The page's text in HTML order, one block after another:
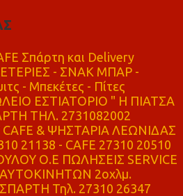
Σπάρτη και Delivery
- ΣΝΑΚ ΜΠΑΡ -
- Μπεκέτες - Πίτες
ΕΣΤΙΑΤΟΡΙΟ " Η ΠΙΑΤΣΑ
ΤΗΛ. 2731082002
& ΨΗΣΤΑΡΙΑ ΛΕΩΝΙΔΑΣ
21138 - CAFE 27310 20510
Ο.Ε ΠΩΛΗΣΕΙΣ SERVICE
2οχλμ.
Τηλ. 27310 26347